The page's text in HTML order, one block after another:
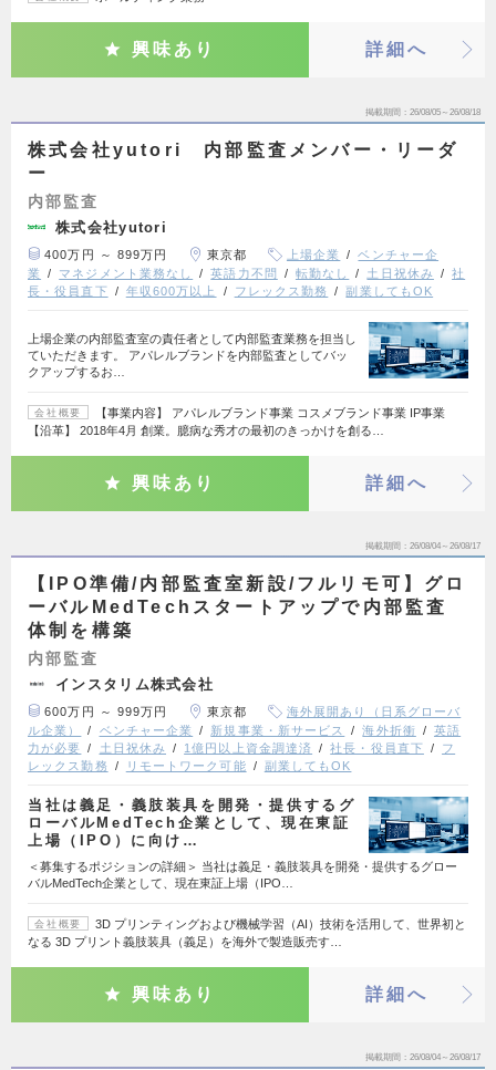
興味あり 詳細へ
掲載期間 26/08/05～26/08/18
株式会社yutori 内部監査メンバー・リーダ
ー
内部監査
株式会社yutori
400万円 ～ 899万円 東京都 上場企業
ベンチャー企
業
マネジメント業務なし 英語力不問 転勤なし 土日祝休み
社
長・役員直下
年収600万以上 フレックス勤務 副業してもOK
上場企業の内部監査室の責任者として内部監査業務を担当し
ていただきます。 アパレルブランドを内部監査としてバッ
クアップするお…
会社概要
【事業内容】 アパレルブランド事業 コスメブランド事業 IP事業
【沿革】 2018年4月 創業。臆病な秀才の最初のきっかけを創る…
興味あり 詳細へ
掲載期間 26/08/04～26/08/17
【IPO準備/内部監査室新設/フルリモ可】グロ
ーバルMedTechスタートアップで内部監査
体制を構築
内部監査
インスタリム株式会社
600万円 ～ 999万円 東京都
海外展開あり（日系グローバ
ル企業）
ベンチャー企業 新規事業・新サービス 海外折衝
英語
力が必要
土日祝休み 1億円以上資金調達済 社長・役員直下
フ
レックス勤務
リモートワーク可能 副業してもOK
当社は義足・義肢装具を開発・提供するグ
ローバルMedTech企業として、現在東証
上場（IPO）に向け…
＜募集するポジションの詳細＞ 当社は義足・義肢装具を開発・提供するグロー
バルMedTech企業として、現在東証上場（IPO…
会社概要
3D プリンティングおよび機械学習（AI）技術を活用して、世界初と
なる 3D プリント義肢装具（義足）を海外で製造販売す…
興味あり 詳細へ
掲載期間 26/08/04～26/08/17